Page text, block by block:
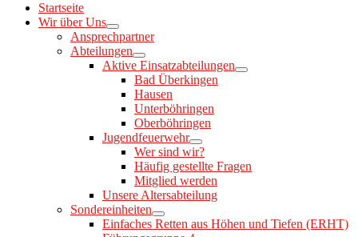
Startseite
Wir über Uns
Ansprechpartner
Abteilungen
Aktive Einsatzabteilungen
Bad Überkingen
Hausen
Unterböhringen
Oberböhringen
Jugendfeuerwehr
Wer sind wir?
Häufig gestellte Fragen
Mitglied werden
Unsere Altersabteilung
Sondereinheiten
Einfaches Retten aus Höhen und Tiefen (ERHT)